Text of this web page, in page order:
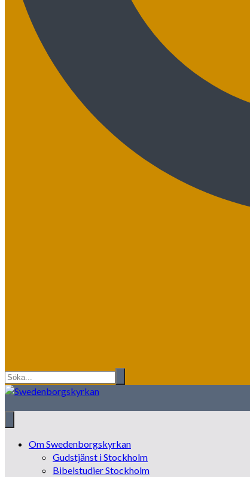
Om Swedenborgskyrkan
Gudstjänst i Stockholm
Bibelstudier Stockholm